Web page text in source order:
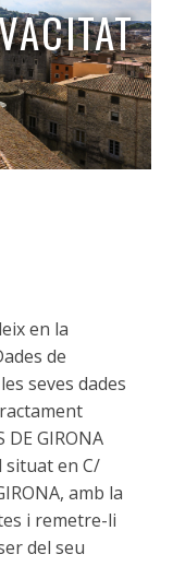
en la
de
seves dades
DE GIRONA
situat en C/
amb la
i remetre-li
del seu